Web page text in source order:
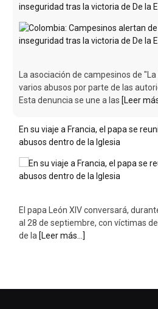
En su viaje a Francia, el papa se
abusos dentro de la Iglesia
El papa León XIV conversará,
de la [Leer más...]